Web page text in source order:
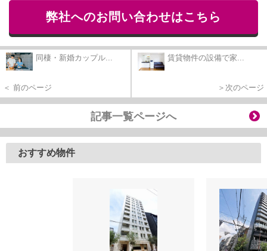
弊社へのお問い合わせはこちら
同棲・新婚カップル...
＜ 前のページ
賃貸物件の設備で家...
＞次のページ
記事一覧ページへ
おすすめ物件